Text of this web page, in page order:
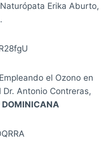
Erika Aburto,
.
el Ozono en
Dr. Antonio Contreras,
DOMINICANA